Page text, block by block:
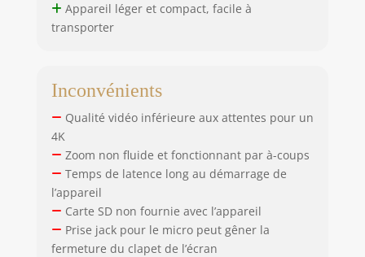
Appareil léger et compact, facile à
transporter
Inconvénients
Qualité vidéo inférieure aux attentes pour un
4K
Zoom non fluide et fonctionnant par à-coups
Temps de latence long au démarrage de
l’appareil
Carte SD non fournie avec l’appareil
Prise jack pour le micro peut gêner la
fermeture du clapet de l’écran